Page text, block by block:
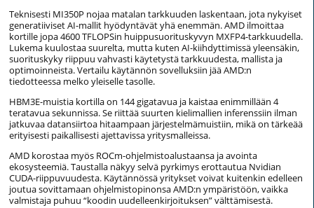
Teknisesti MI350P nojaa matalan tarkkuuden laskentaan, jota nykyiset
generatiiviset AI-mallit hyödyntävät yhä enemmän. AMD ilmoittaa
kortille jopa 4600 TFLOPSin huippusuorituskyvyn MXFP4-tarkkuudella.
Lukema kuulostaa suurelta, mutta kuten AI-kiihdyttimissä yleensäkin,
suorituskyky riippuu vahvasti käytetystä tarkkuudesta, mallista ja
optimoinneista. Vertailu käytännön sovelluksiin jää AMD:n
tiedotteessa melko yleiselle tasolle.
HBM3E-muistia kortilla on 144 gigatavua ja kaistaa enimmillään 4
teratavua sekunnissa. Se riittää suurten kielimallien inferenssiin ilman
jatkuvaa datansiirtoa hitaampaan järjestelmämuistiin, mikä on tärkeää
erityisesti paikallisesti ajettavissa yritysmalleissa.
AMD korostaa myös ROCm-ohjelmistoalustaansa ja avointa
ekosysteemiä. Taustalla näkyy selvä pyrkimys erottautua Nvidian
CUDA-riippuvuudesta. Käytännössä yritykset voivat kuitenkin edelleen
joutua sovittamaan ohjelmistopinonsa AMD:n ympäristöön, vaikka
valmistaja puhuu “koodin uudelleenkirjoituksen” välttämisestä.